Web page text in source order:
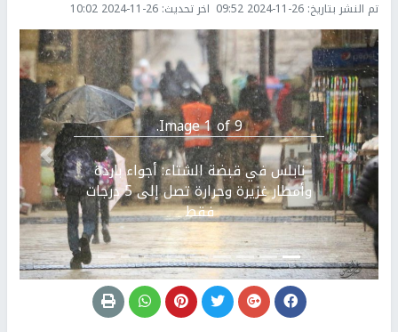
تم النشر بتاريخ: 2024-11-26 09:52 اخر تحديث: 2024-11-26 10:02
Image 1 of 9.
نابلس في قبضة الشتاء: أجواء باردة
وأمطار غزيرة وحرارة تصل إلى 5 درجات
فقط
Previous التالي